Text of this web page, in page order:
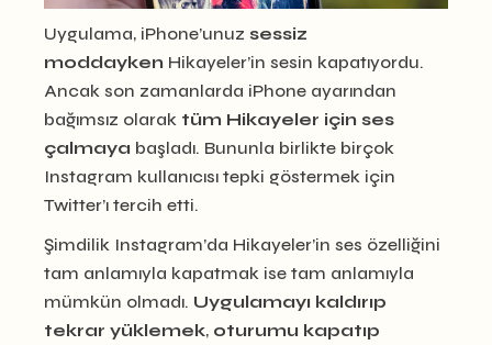
Uygulama, iPhone’unuz sessiz
moddayken Hikayeler’in sesin kapatıyordu.
Ancak son zamanlarda iPhone ayarından
bağımsız olarak tüm Hikayeler için ses
çalmaya başladı. Bununla birlikte birçok
Instagram kullanıcısı tepki göstermek için
Twitter’ı tercih etti.
Şimdilik Instagram’da Hikayeler’in ses özelliğini
tam anlamıyla kapatmak ise tam anlamıyla
mümkün olmadı. Uygulamayı kaldırıp
tekrar yüklemek, oturumu kapatıp